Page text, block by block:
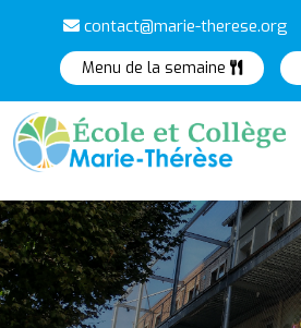
contact@marie-therese.org
Menu de la semaine